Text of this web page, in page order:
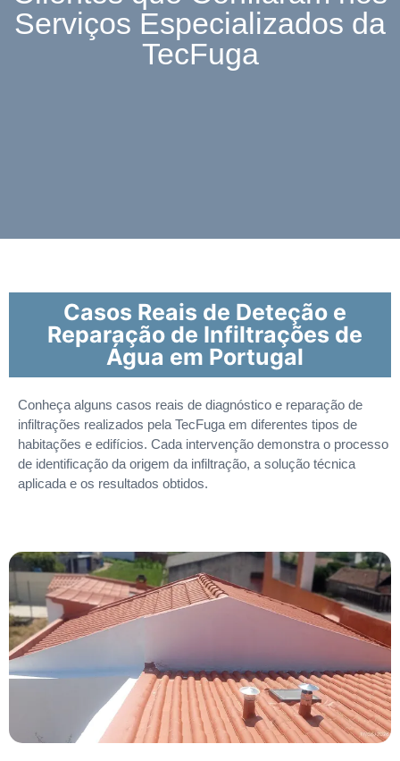
Serviços Especializados da
TecFuga
Casos Reais de Deteção e
Reparação de Infiltrações de
Água em Portugal
Conheça alguns casos reais de diagnóstico e reparação de
infiltrações realizados pela TecFuga em diferentes tipos de
habitações e edifícios. Cada intervenção demonstra o processo
de identificação da origem da infiltração, a solução técnica
aplicada e os resultados obtidos.